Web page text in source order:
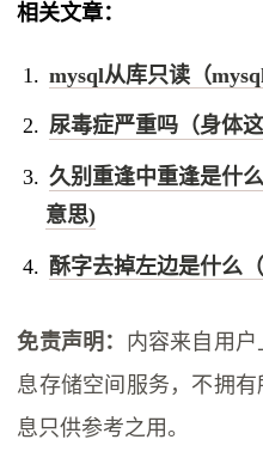
相关文章：
mysql从库只读（
尿毒症严重吗（身体
久别重逢中重逢是什
意思)
酥字去掉左边是什么
免责声明： 内容来自用
息存储空间服务，不拥
息只供参考之用。